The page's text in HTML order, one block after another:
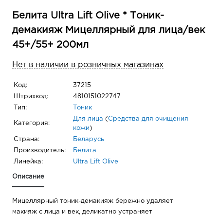
Белита Ultra Lift Olive * Тоник-
демакияж Мицеллярный для лица/век
45+/55+ 200мл
Нет в наличии в розничных магазинах
Код: 37215
Штрихкод: 4810151022747
Тип: Тоник
Категория:
Для лица ( Средства для очищения
кожи )
Страна: Беларусь
Производитель: Белита
Линейка: Ultra Lift Olive
Описание
Мицеллярный тоник-демакияж бережно удаляет
макияж с лица и век, деликатно устраняет